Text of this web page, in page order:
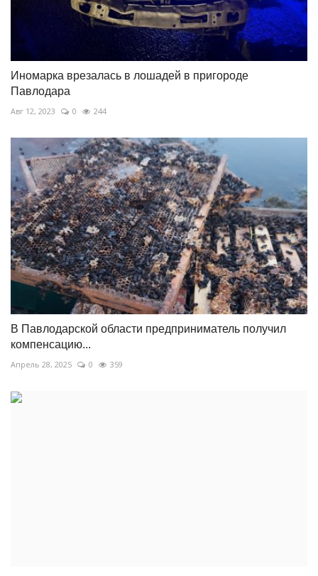
Иномарка врезалась в лошадей в пригороде
Павлодара
Авг 12, 2023 0 244
В Павлодарской области предприниматель получил
компенсацию...
Апрель 28, 2025 0 359